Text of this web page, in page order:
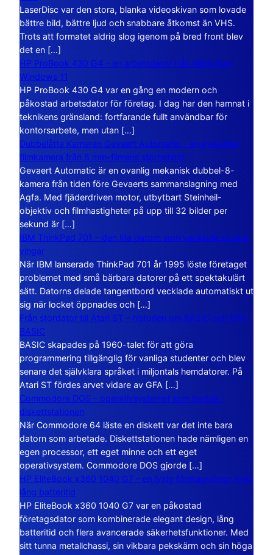
LaserDisc var den stora, blanka videoskivan som lovade
bättre bild, bättre ljud och snabbare åtkomst än VHS.
Trots att formatet aldrig slog igenom på bred front blev
det en […]
HP ProBook 430 G4 – en arbetsdator från tiden före
Windows 11
HP ProBook 430 G4 var en gång en modern och
påkostad arbetsdator för företag. I dag har den hamnat i
teknikens gränsland: fortfarande fullt användbar för
kontorsarbete, men utan […]
Dubbelåtta Kameran Gevaert Automatic – en mekanisk
filmkamera från 8 mm-filmens storhetstid
Gevaert Automatic är en ovanlig mekanisk dubbel-8-
kamera från tiden före Gevaerts sammanslagning med
Agfa. Med fjäderdriven motor, utbytbart Steinheil-
objektiv och filmhastigheter på upp till 32 bilder per
sekund är […]
IBM ThinkPad 701 – den lilla datorn som vecklade ut sina
vingar
När IBM lanserade ThinkPad 701 år 1995 löste företaget
problemet med små bärbara datorer på ett spektakulärt
sätt. Datorns delade tangentbord vecklade automatiskt ut
sig när locket öppnades och […]
Från stordator till Atari ST – historien om BASIC och GFA
BASIC
BASIC skapades på 1960-talet för att göra
programmering tillgänglig för vanliga studenter och blev
senare det självklara språket i miljontals hemdatorer. På
Atari ST fördes arvet vidare av GFA […]
Commodore DOS – operativsystemet som bodde i
diskettstationen
När Commodore 64 läste en diskett var det inte bara
datorn som arbetade. Diskettstationen hade nämligen en
egen processor, ett eget minne och ett eget
operativsystem. Commodore DOS gjorde […]
HP EliteBook x360 1040 G7 – en lyxig företagsdator med
lång batteritid
HP EliteBook x360 1040 G7 var en påkostad
företagsdator som kombinerade elegant design, lång
batteritid och flera avancerade säkerhetsfunktioner. Med
sitt tunna metallchassi, sin vikbara pekskärm och sin höga